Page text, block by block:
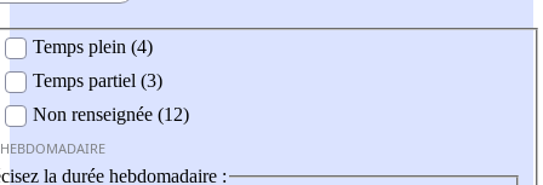
Temps plein (4)
Temps partiel (3)
Non renseignée (12)
la durée hebdomadaire :